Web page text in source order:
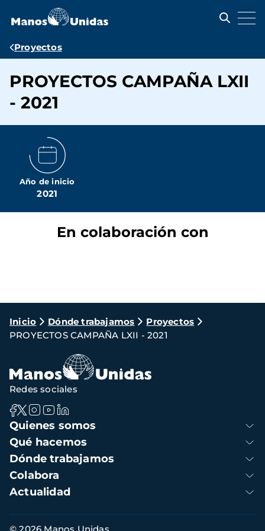
contenido
Ruta
navegación
Proyectos
PROYECTOS CAMPAÑA LXII
- 2021
Año de inicio
2021
En colaboración con
Ruta
de
navegación
Inicio Dónde trabajamos
Proyectos
PROYECTOS CAMPAÑA LXII - 2021
Navegación
principal
Quienes somos
Qué hacemos
Dónde trabajamos
Colabora
Actualidad
Redes sociales
Información